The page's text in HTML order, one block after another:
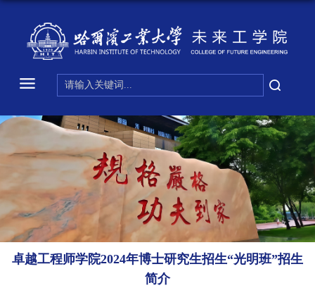
卓越工程师学院2024年博士研究生招生“光明班”招生
简介